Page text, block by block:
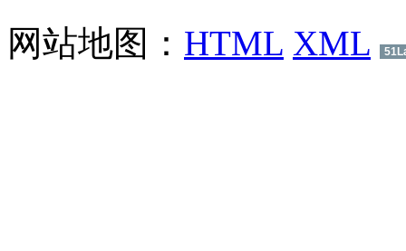
网站地图： HTML XML